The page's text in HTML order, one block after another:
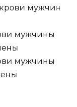
мужчин
мужчины
мужчины